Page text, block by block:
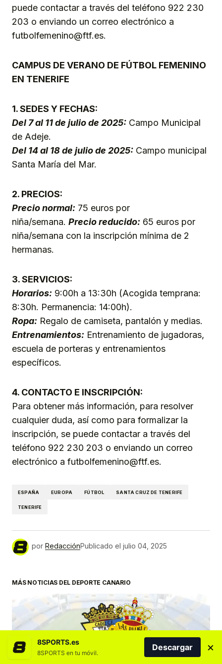
puede contactar a través del teléfono 922 230
203 o enviando un correo electrónico a
futbolfemenino@ftf.es.
CAMPUS DE VERANO DE FÚTBOL FEMENINO
EN TENERIFE
1. SEDES Y FECHAS:
Del 7 al 11 de julio de 2025: Campo Municipal
de Adeje.
Del 14 al 18 de julio de 2025: Campo municipal
Santa María del Mar.
2. PRECIOS:
Precio normal: 75 euros por
niña/semana. Precio reducido: 65 euros por
niña/semana con la inscripción mínima de 2
hermanas.
3. SERVICIOS:
Horarios: 9:00h a 13:30h (Acogida temprana:
8:30h. Permanencia: 14:00h).
Ropa: Regalo de camiseta, pantalón y medias.
Entrenamientos: Entrenamiento de jugadoras,
escuela de porteras y entrenamientos
específicos.
4. CONTACTO E INSCRIPCIÓN:
Para obtener más información, para resolver
cualquier duda, así como para formalizar la
inscripción, se puede contactar a través del
teléfono 922 230 203 o enviando un correo
electrónico a futbolfemenino@ftf.es.
ESPAÑA EUROPA FÚTBOL SANTA CRUZ DE TENERIFE
TENERIFE
por RedacciónPublicado el julio 04, 2025
MÁS NOTICIAS DEL DEPORTE CANARIO
8SPORTS.es
8SPORTS en tu móvil.
Descargar ×